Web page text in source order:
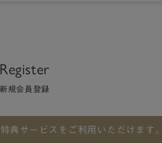
Register
新規会員登録
典サービスをご利用いただけます。